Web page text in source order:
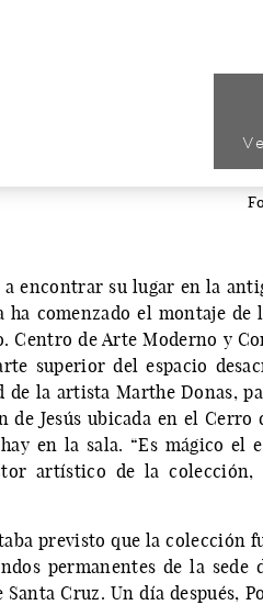
a encontrar su lugar en la
ha comenzado el montaje de
Centro de Arte Moderno y
superior del espacio
de la artista Marthe Donas,
de Jesús ubicada en el
en la sala. “Es mágico el
artístico de la
previsto que la colección
permanentes de la sede
Cruz. Un día después,